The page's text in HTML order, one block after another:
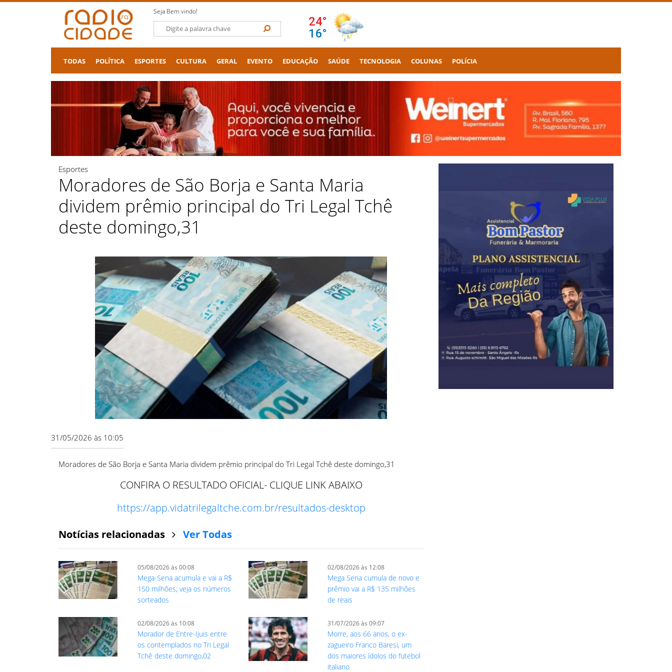
Seja Bem vindo!
TODAS POLÍTICA ESPORTES CULTURA GERAL EVENTO EDUCAÇÃO SAÚDE TECNOLOGIA COLUNAS POLÍCIA
Esportes
Moradores de São Borja e Santa Maria
dividem prêmio principal do Tri Legal Tchê
deste domingo,31
31/05/2026 às 10:05
Moradores de São Borja e Santa Maria dividem prêmio principal do Tri Legal Tchê deste domingo,31
CONFIRA O RESULTADO OFICIAL- CLIQUE LINK ABAIXO
https://app.vidatrilegaltche.com.br/resultados-desktop
Notícias relacionadas
Ver Todas
05/08/2026 às 00:08
Mega-Sena acumula e vai a R$
150 milhões; veja os números
sorteados
02/08/2026 às 12:08
Mega Sena cumula de novo e
prêmio vai a R$ 135 milhões
de reais
02/08/2026 às 10:08
Morador de Entre-Ijuis entre
os contemplados no Tri Legal
Tchê deste domingo,02
31/07/2026 às 09:07
Morre, aos 66 anos, o ex-
zagueiro Franco Baresi, um
dos maiores ídolos do futebol
italiano